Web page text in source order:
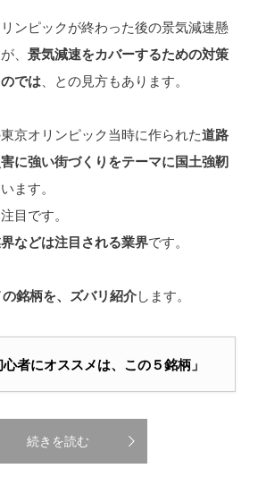
ンピックが終わった後の景気減速懸
、 景気減速をカバーするための対策
では、との見方もあります。
京オリンピック当時に作られた道路
に強い街づくりをテーマに国土強靭
ます。
目です。
などは注目される業界です。
の銘柄を、ズバリ紹介します。
者にオススメは、この５銘柄」
続きを読む